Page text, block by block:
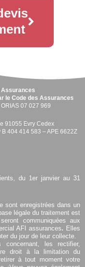
Assurances
le Code des Assurances
07 027 969
91055 Evry Cedex
404 414 583 – APE 6622Z
du 1er janvier au 31
sont enregistrées dans un
base légale du traitement est
communiquées aux
AFI assurances. Elles
du jour de leur collecte.
les rectifier,
droit à la limitation du
à tout moment votre